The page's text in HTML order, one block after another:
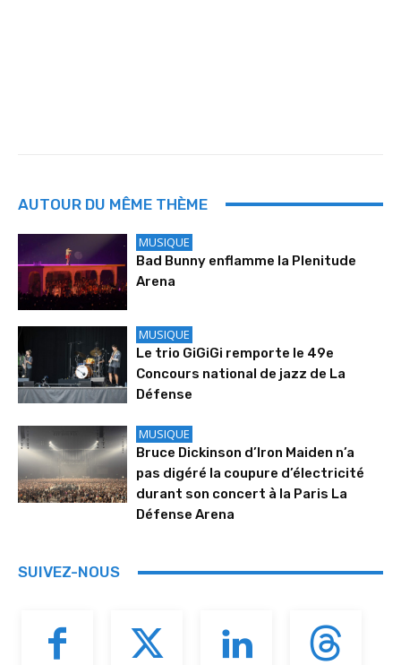
AUTOUR DU MÊME THÈME
MUSIQUE
Bad Bunny enflamme la Plenitude
Arena
MUSIQUE
Le trio GiGiGi remporte le 49e
Concours national de jazz de La
Défense
MUSIQUE
Bruce Dickinson d’Iron Maiden n’a
pas digéré la coupure d’électricité
durant son concert à la Paris La
Défense Arena
SUIVEZ-NOUS